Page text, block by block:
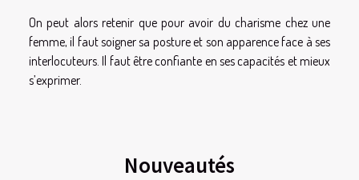
On peut alors retenir que pour avoir du charisme chez une
femme, il faut soigner sa posture et son apparence face à ses
interlocuteurs. Il faut être confiante en ses capacités et mieux
s’exprimer.
Nouveautés